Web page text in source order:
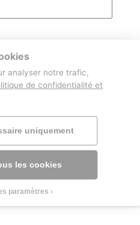
analyser notre trafic,
de confidentialité et
uniquement
les cookies
paramètres